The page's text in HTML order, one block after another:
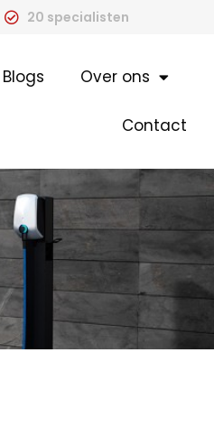
20 specialisten
Blogs Over ons
Contact